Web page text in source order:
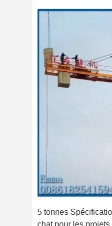
5 tonnes
chat pour les